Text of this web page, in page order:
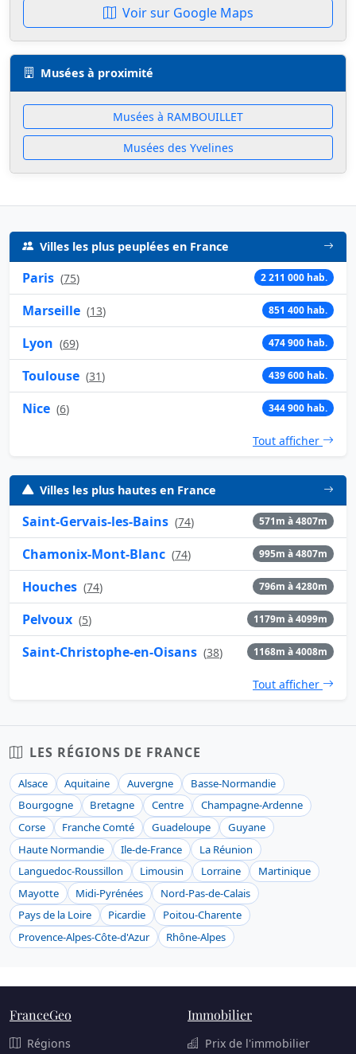
Voir sur Google Maps
Musées à proximité
Musées à RAMBOUILLET
Musées des Yvelines
Villes les plus peuplées en France
Paris (75) 2 211 000 hab.
Marseille (13) 851 400 hab.
Lyon (69) 474 900 hab.
Toulouse (31) 439 600 hab.
Nice (6) 344 900 hab.
Tout afficher
Villes les plus hautes en France
Saint-Gervais-les-Bains (74) 571m à 4807m
Chamonix-Mont-Blanc (74) 995m à 4807m
Houches (74) 796m à 4280m
Pelvoux (5) 1179m à 4099m
Saint-Christophe-en-Oisans (38) 1168m à 4008m
Tout afficher
LES RÉGIONS DE FRANCE
Alsace Aquitaine Auvergne
Basse-Normandie
Bourgogne
Bretagne Centre
Champagne-Ardenne
Corse
Franche Comté Guadeloupe
Guyane
Haute Normandie
Ile-de-France
La Réunion
Languedoc-Roussillon
Limousin Lorraine
Martinique
Mayotte
Midi-Pyrénées
Nord-Pas-de-Calais
Pays de la Loire
Picardie
Poitou-Charente
Provence-Alpes-Côte-d'Azur
Rhône-Alpes
FranceGeo
Régions
Immobilier
Prix de l'immobilier